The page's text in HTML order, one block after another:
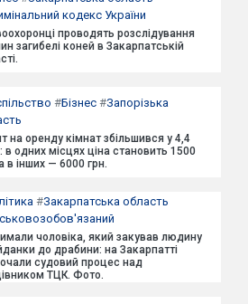
кодекс України
проводять розслідування
загибелі коней в Закарпатській
#Бізнес #Запорізька
на оренду кімнат збільшився у 4,4
в одних місцях ціна становить 1500
в інших — 6000 грн.
#Закарпатська область
чоловіка, який закував людину
до драбини: на Закарпатті
судовий процес над
ТЦК. Фото.